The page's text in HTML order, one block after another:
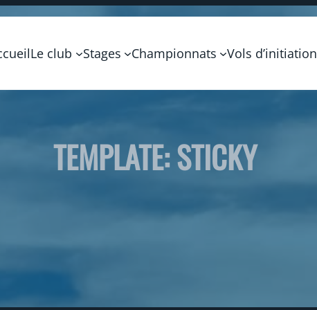
Le club Stages Championnats Vols d’initiation
TEMPLATE: STICKY